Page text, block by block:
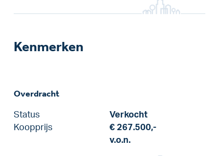
Kenmerken
Overdracht
Status
Verkocht
Koopprijs
€ 267.500,-
v.o.n.